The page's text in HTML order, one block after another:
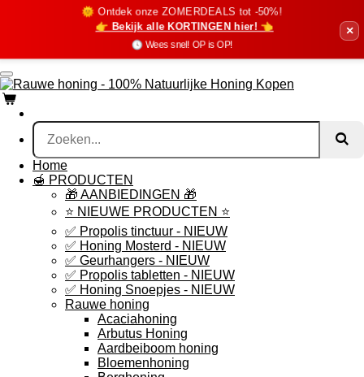
🌞 Ontdek onze ZOMERDEALS tot -50%!
👉 Bekijk alle KORTINGEN hier! 👈
🕓 Wees snel! OP is OP!
×
de
hoofdinhoud
Home
🍯 PRODUCTEN
🎁 AANBIEDINGEN 🎁
⭐️ NIEUWE PRODUCTEN ⭐️
✅ Propolis tinctuur - NIEUW
✅ Honing Mosterd - NIEUW
✅ Geurhangers - NIEUW
✅ Propolis tabletten - NIEUW
✅ Honing Snoepjes - NIEUW
Rauwe honing
Acaciahoning
Arbutus Honing
Aardbeiboom honing
Bloemenhoning